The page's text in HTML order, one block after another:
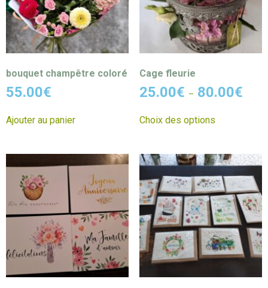
bouquet champêtre coloré
55.00€
Ajouter au panier
Cage fleurie
25.00€ – 80.00€
Choix des options